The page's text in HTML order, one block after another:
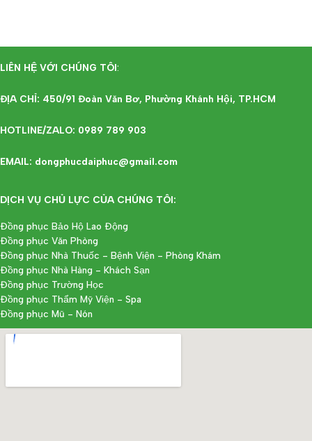
LIÊN HỆ VỚI CHÚNG TÔI:
ĐỊA CHỈ: 450/91 Đoàn Văn Bơ, Phường Khánh Hội, TP.HCM
HOTLINE/ZALO: 0989 789 903
EMAIL: dongphucdaiphuc@gmail.com
DỊCH VỤ CHỦ LỰC CỦA CHÚNG TÔI:
Đồng phục Bảo Hộ Lao Động
Đồng phục Văn Phòng
Đồng phục Nhà Thuốc - Bệnh Viện - Phòng Khám
Đồng phục Nhà Hàng - Khách Sạn
Đồng phục Trường Học
Đồng phục Thẩm Mỹ Viện - Spa
Đồng phục Mũ - Nón